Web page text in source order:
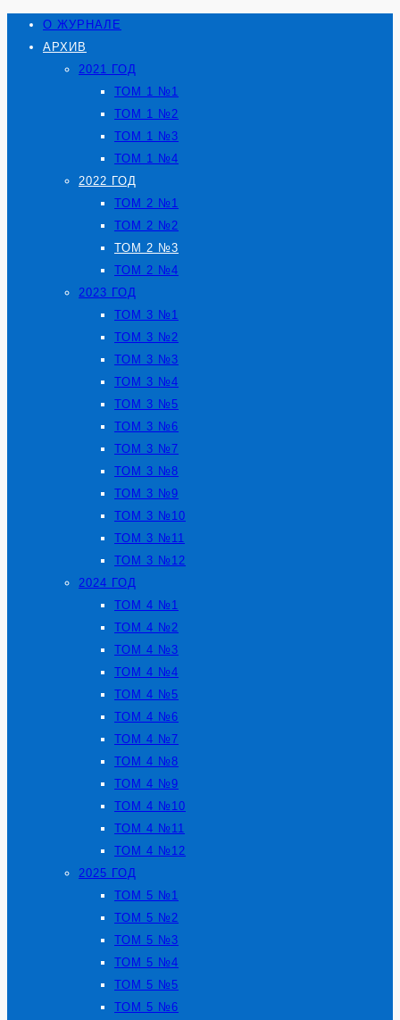
О ЖУРНАЛЕ
АРХИВ
2021 ГОД
ТОМ 1 №1
ТОМ 1 №2
ТОМ 1 №3
ТОМ 1 №4
2022 ГОД
ТОМ 2 №1
ТОМ 2 №2
ТОМ 2 №3
ТОМ 2 №4
2023 ГОД
ТОМ 3 №1
ТОМ 3 №2
ТОМ 3 №3
ТОМ 3 №4
ТОМ 3 №5
ТОМ 3 №6
ТОМ 3 №7
ТОМ 3 №8
ТОМ 3 №9
ТОМ 3 №10
ТОМ 3 №11
ТОМ 3 №12
2024 ГОД
ТОМ 4 №1
ТОМ 4 №2
ТОМ 4 №3
ТОМ 4 №4
ТОМ 4 №5
ТОМ 4 №6
ТОМ 4 №7
ТОМ 4 №8
ТОМ 4 №9
ТОМ 4 №10
ТОМ 4 №11
ТОМ 4 №12
2025 ГОД
ТОМ 5 №1
ТОМ 5 №2
ТОМ 5 №3
ТОМ 5 №4
ТОМ 5 №5
ТОМ 5 №6